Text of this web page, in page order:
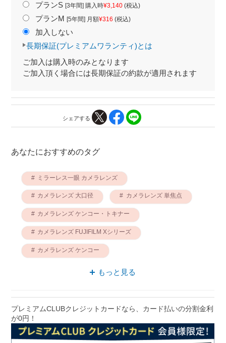
プランS [3年間] 購入時¥3,140(税込)
プランM [5年間] 月額¥316 (税込)
加入しない
長期保証(プレミアムワランティ)とは
ご加入は購入時のみとなります
ご加入頂く場合には長期保証の約款が適用されます
シェアする
あなたにおすすめのタグ
ミラーレス一眼 カメラレンズ
カメラレンズ 大口径 カメラレンズ 単焦点
カメラレンズ ケンコー・トキナー
カメラレンズ FUJIFILM Xシリーズ
カメラレンズ ケンコー
大口径 ケンコー・トキナー
もっと見る
プレミアムCLUBクレジットカードなら、カード払いの分割金利
が0円！